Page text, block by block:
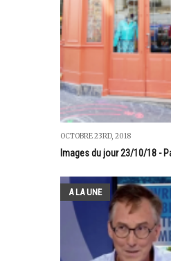
OCTOBRE 23RD, 2018
Images du jour 23/10/18 -
A LA UNE